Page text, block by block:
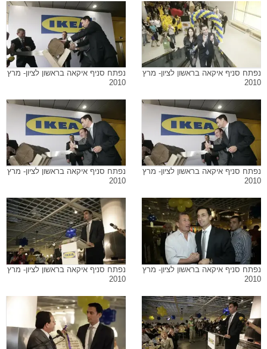
נפתח סניף איקאה בראשון לציון- מרץ
2010
נפתח סניף איקאה בראשון לציון- מרץ
2010
נפתח סניף איקאה בראשון לציון- מרץ
2010
נפתח סניף איקאה בראשון לציון- מרץ
2010
נפתח סניף איקאה בראשון לציון- מרץ
2010
נפתח סניף איקאה בראשון לציון- מרץ
2010